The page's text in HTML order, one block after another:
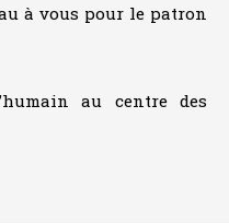
à vous pour le patron
au centre des